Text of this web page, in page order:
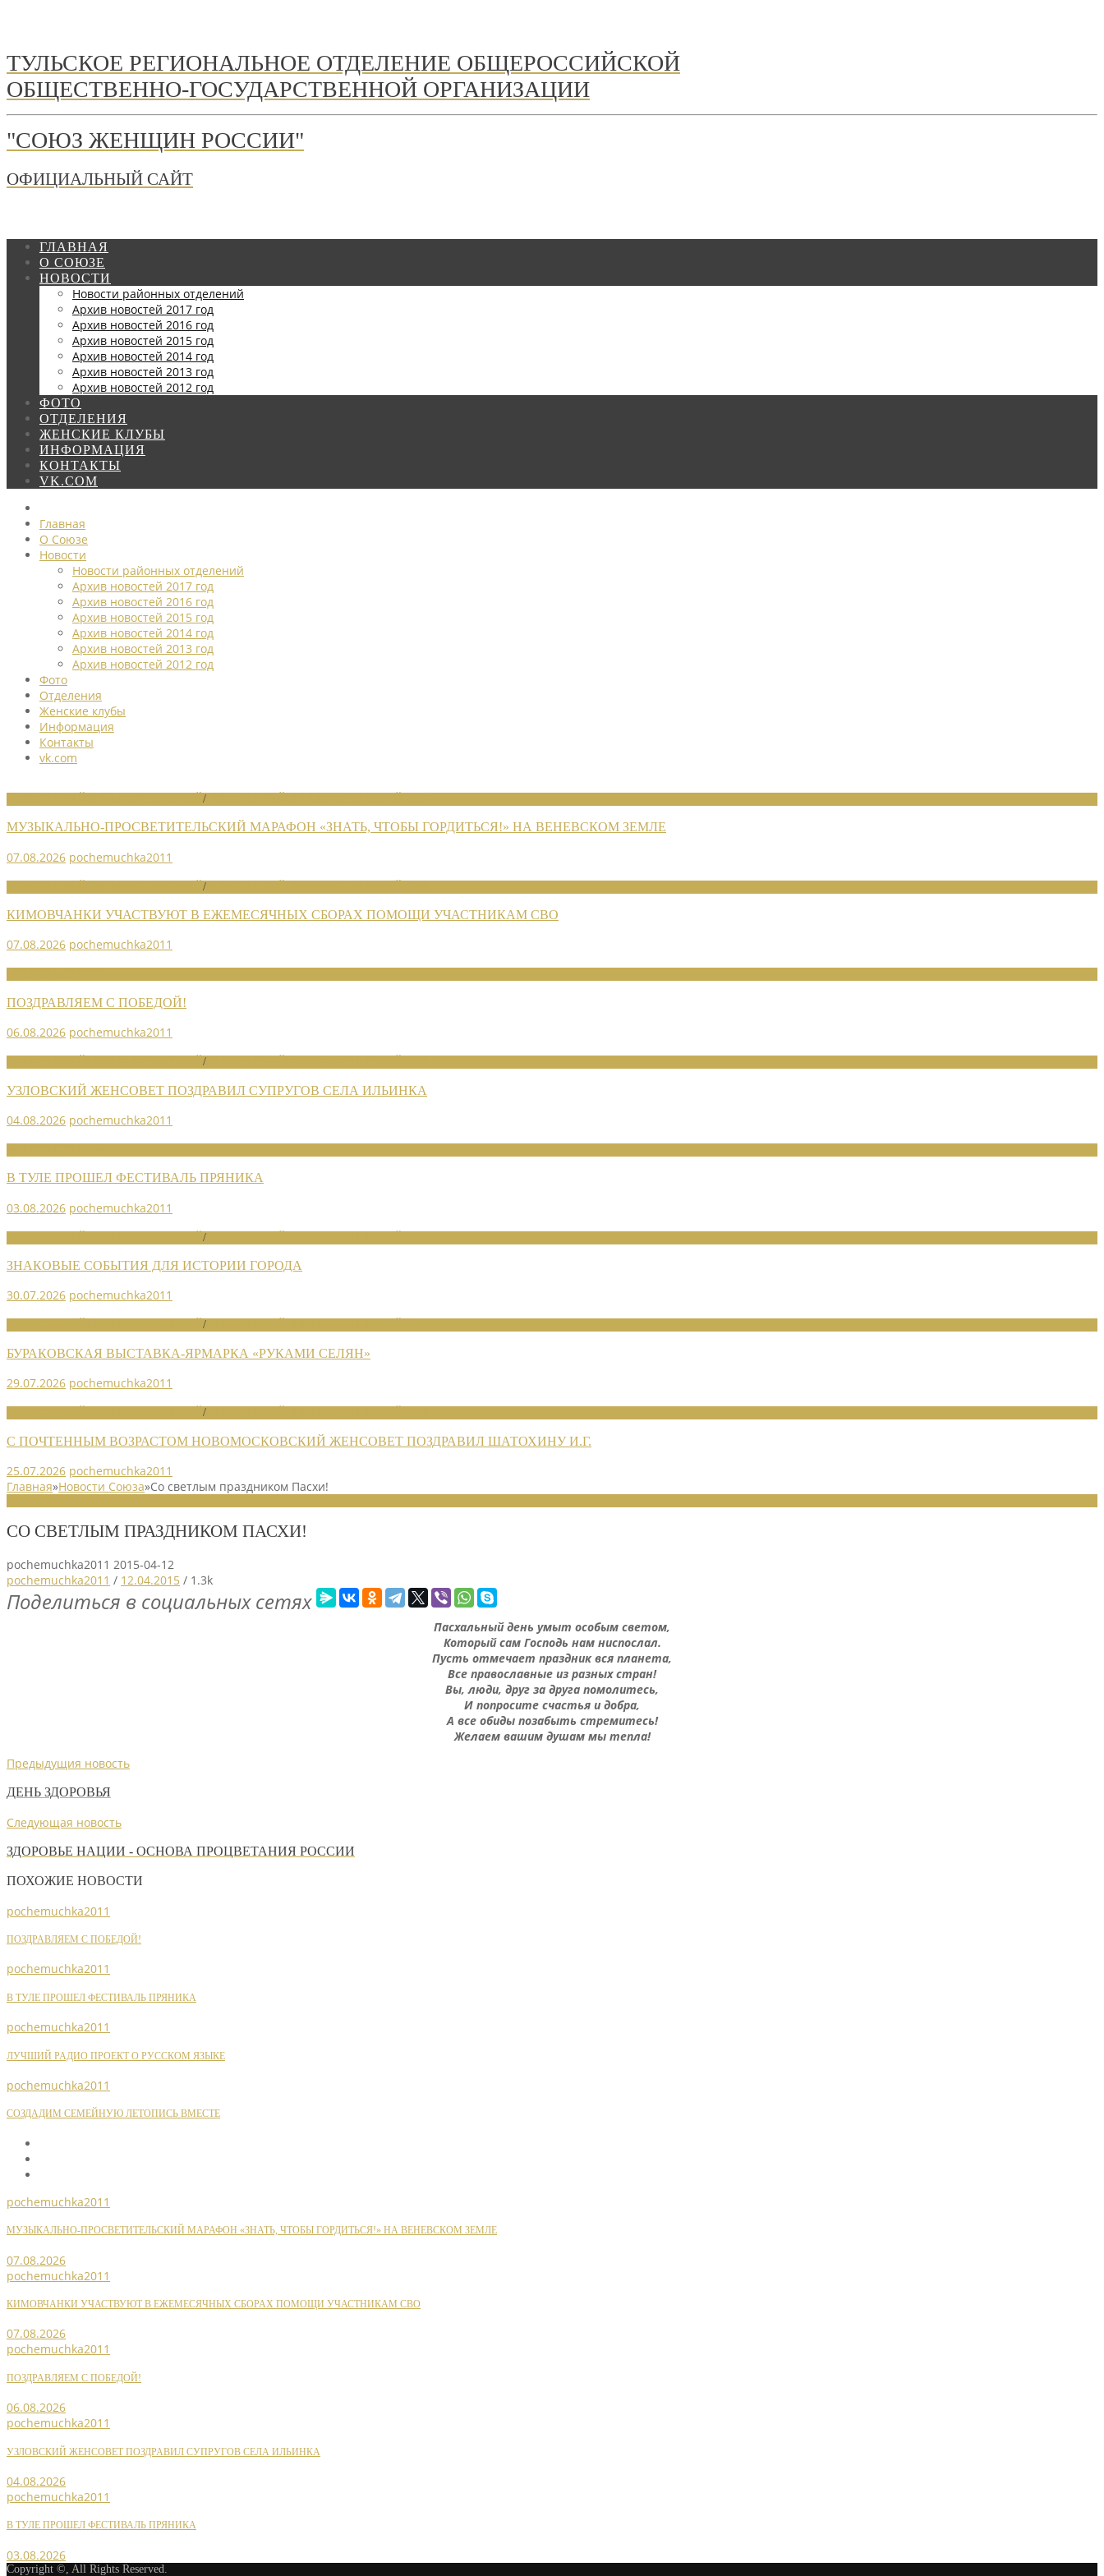
ТУЛЬСКОЕ РЕГИОНАЛЬНОЕ ОТДЕЛЕНИЕ ОБЩЕРОССИЙСКОЙ
ОБЩЕСТВЕННО-ГОСУДАРСТВЕННОЙ ОРГАНИЗАЦИИ
"СОЮЗ ЖЕНЩИН РОССИИ"
ОФИЦИАЛЬНЫЙ САЙТ
ГЛАВНАЯ
О СОЮЗЕ
НОВОСТИ
Новости районных отделений
Архив новостей 2017 год
Архив новостей 2016 год
Архив новостей 2015 год
Архив новостей 2014 год
Архив новостей 2013 год
Архив новостей 2012 год
ФОТО
ОТДЕЛЕНИЯ
ЖЕНСКИЕ КЛУБЫ
ИНФОРМАЦИЯ
КОНТАКТЫ
VK.COM
Главная
О Союзе
Новости
Новости районных отделений
Архив новостей 2017 год
Архив новостей 2016 год
Архив новостей 2015 год
Архив новостей 2014 год
Архив новостей 2013 год
Архив новостей 2012 год
Фото
Отделения
Женские клубы
Информация
Контакты
vk.com
/
МУЗЫКАЛЬНО-ПРОСВЕТИТЕЛЬСКИЙ МАРАФОН «ЗНАТЬ, ЧТОБЫ ГОРДИТЬСЯ!» НА ВЕНЕВСКОМ ЗЕМЛЕ
07.08.2026 pochemuchka2011
/
КИМОВЧАНКИ УЧАСТВУЮТ В ЕЖЕМЕСЯЧНЫХ СБОРАХ ПОМОЩИ УЧАСТНИКАМ СВО
07.08.2026 pochemuchka2011
ПОЗДРАВЛЯЕМ С ПОБЕДОЙ!
06.08.2026 pochemuchka2011
/
УЗЛОВСКИЙ ЖЕНСОВЕТ ПОЗДРАВИЛ СУПРУГОВ СЕЛА ИЛЬИНКА
04.08.2026 pochemuchka2011
В ТУЛЕ ПРОШЕЛ ФЕСТИВАЛЬ ПРЯНИКА
03.08.2026 pochemuchka2011
/
ЗНАКОВЫЕ СОБЫТИЯ ДЛЯ ИСТОРИИ ГОРОДА
30.07.2026 pochemuchka2011
/
БУРАКОВСКАЯ ВЫСТАВКА-ЯРМАРКА «РУКАМИ СЕЛЯН»
29.07.2026 pochemuchka2011
/
С ПОЧТЕННЫМ ВОЗРАСТОМ НОВОМОСКОВСКИЙ ЖЕНСОВЕТ ПОЗДРАВИЛ ШАТОХИНУ И.Г.
25.07.2026 pochemuchka2011
Главная»Новости Союза»Со светлым праздником Пасхи!
СО СВЕТЛЫМ ПРАЗДНИКОМ ПАСХИ!
pochemuchka2011 2015-04-12
pochemuchka2011 / 12.04.2015 / 1.3k
Поделиться в социальных сетях
Пасхальный день умыт особым светом,
Который сам Господь нам ниспослал.
Пусть отмечает праздник вся планета,
Все православные из разных стран!
Вы, люди, друг за друга помолитесь,
И попросите счастья и добра,
А все обиды позабыть стремитесь!
Желаем вашим душам мы тепла!
Предыдущия новость
ДЕНЬ ЗДОРОВЬЯ
Следующая новость
ЗДОРОВЬЕ НАЦИИ - ОСНОВА ПРОЦВЕТАНИЯ РОССИИ
ПОХОЖИЕ НОВОСТИ
pochemuchka2011
ПОЗДРАВЛЯЕМ С ПОБЕДОЙ!
pochemuchka2011
В ТУЛЕ ПРОШЕЛ ФЕСТИВАЛЬ ПРЯНИКА
pochemuchka2011
ЛУЧШИЙ РАДИО ПРОЕКТ О РУССКОМ ЯЗЫКЕ
pochemuchka2011
СОЗДАДИМ СЕМЕЙНУЮ ЛЕТОПИСЬ ВМЕСТЕ
pochemuchka2011
МУЗЫКАЛЬНО-ПРОСВЕТИТЕЛЬСКИЙ МАРАФОН «ЗНАТЬ, ЧТОБЫ ГОРДИТЬСЯ!» НА ВЕНЕВСКОМ ЗЕМЛЕ
07.08.2026
pochemuchka2011
КИМОВЧАНКИ УЧАСТВУЮТ В ЕЖЕМЕСЯЧНЫХ СБОРАХ ПОМОЩИ УЧАСТНИКАМ СВО
07.08.2026
pochemuchka2011
ПОЗДРАВЛЯЕМ С ПОБЕДОЙ!
06.08.2026
pochemuchka2011
УЗЛОВСКИЙ ЖЕНСОВЕТ ПОЗДРАВИЛ СУПРУГОВ СЕЛА ИЛЬИНКА
04.08.2026
pochemuchka2011
В ТУЛЕ ПРОШЕЛ ФЕСТИВАЛЬ ПРЯНИКА
03.08.2026
Copyright ©, All Rights Reserved.